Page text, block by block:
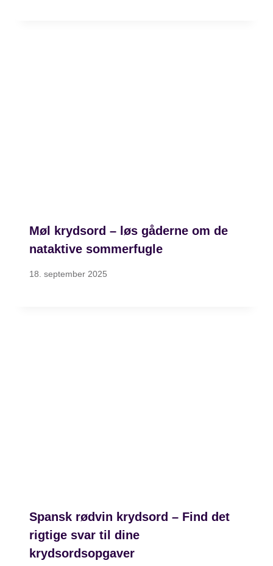
Møl krydsord – løs gåderne om de
nataktive sommerfugle
18. september 2025
Spansk rødvin krydsord – Find det
rigtige svar til dine
krydsordsopgaver